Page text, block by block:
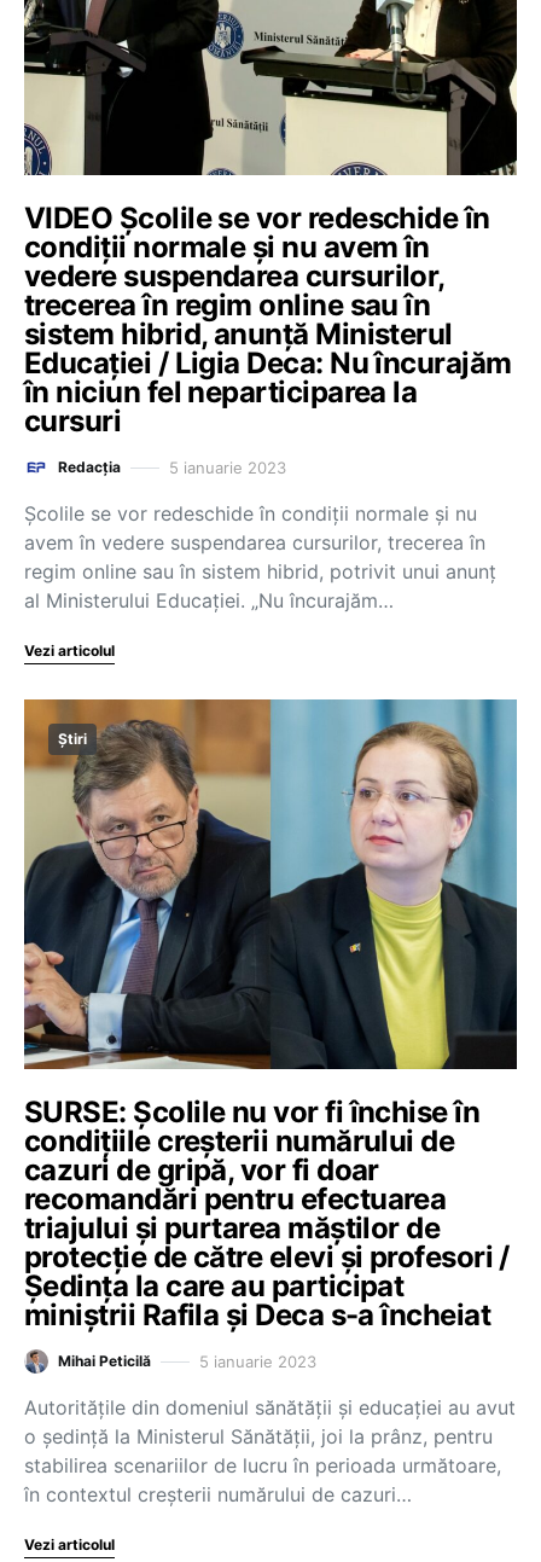
VIDEO Școlile se vor redeschide în
condiții normale și nu avem în
vedere suspendarea cursurilor,
trecerea în regim online sau în
sistem hibrid, anunță Ministerul
Educației / Ligia Deca: Nu încurajăm
în niciun fel neparticiparea la
cursuri
Redacția 5 ianuarie 2023
Școlile se vor redeschide în condiții normale și nu
avem în vedere suspendarea cursurilor, trecerea în
regim online sau în sistem hibrid, potrivit unui anunț
al Ministerului Educației. „Nu încurajăm…
Vezi articolul
Știri
SURSE: Școlile nu vor fi închise în
condițiile creșterii numărului de
cazuri de gripă, vor fi doar
recomandări pentru efectuarea
triajului și purtarea măștilor de
protecție de către elevi și profesori /
Ședința la care au participat
miniștrii Rafila și Deca s-a încheiat
Mihai Peticilă 5 ianuarie 2023
Autoritățile din domeniul sănătății și educației au avut
o ședință la Ministerul Sănătății, joi la prânz, pentru
stabilirea scenariilor de lucru în perioada următoare,
în contextul creșterii numărului de cazuri…
Vezi articolul